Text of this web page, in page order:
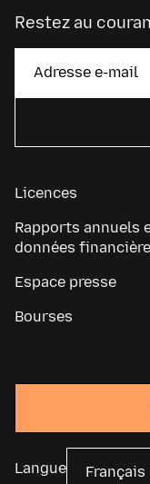
Restez au
Licences
Rapports annuels
données
Espace presse
Bourses
Langue